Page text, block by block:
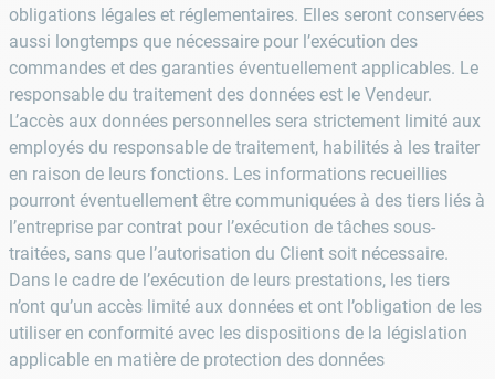
obligations légales et réglementaires. Elles seront conservées
aussi longtemps que nécessaire pour l’exécution des
commandes et des garanties éventuellement applicables. Le
responsable du traitement des données est le Vendeur.
L’accès aux données personnelles sera strictement limité aux
employés du responsable de traitement, habilités à les traiter
en raison de leurs fonctions. Les informations recueillies
pourront éventuellement être communiquées à des tiers liés à
l’entreprise par contrat pour l’exécution de tâches sous-
traitées, sans que l’autorisation du Client soit nécessaire.
Dans le cadre de l’exécution de leurs prestations, les tiers
n’ont qu’un accès limité aux données et ont l’obligation de les
utiliser en conformité avec les dispositions de la législation
applicable en matière de protection des données